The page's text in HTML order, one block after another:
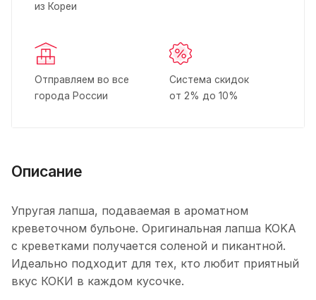
из Кореи
Отправляем во все
города России
Система скидок
от 2% до 10%
Описание
Упругая лапша, подаваемая в ароматном
креветочном бульоне. Оригинальная лапша KOKA
с креветками получается соленой и пикантной.
Идеально подходит для тех, кто любит приятный
вкус КОКИ в каждом кусочке.